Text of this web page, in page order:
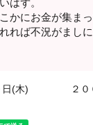
はず。
かにお金が集ま
れば不況がまし
日(木) ２